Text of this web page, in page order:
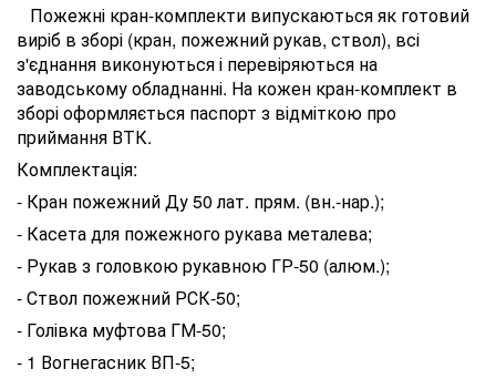
Пожежні кран-комплекти випускаються як готовий
виріб в зборі (кран, пожежний рукав, ствол), всі
з'єднання виконуються і перевіряються на
заводському обладнанні. На кожен кран-комплект в
зборі оформляється паспорт з відміткою про
приймання ВТК.
Комплектація:
- Кран пожежний Ду 50 лат. прям. (вн.-нар.);
- Касета для пожежного рукава металева;
- Рукав з головкою рукавною ГР-50 (алюм.);
- Ствол пожежний РСК-50;
- Голівка муфтова ГМ-50;
- 1 Вогнегасник ВП-5;